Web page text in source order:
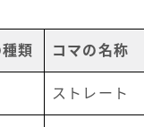
類 コマの名称
ストレート